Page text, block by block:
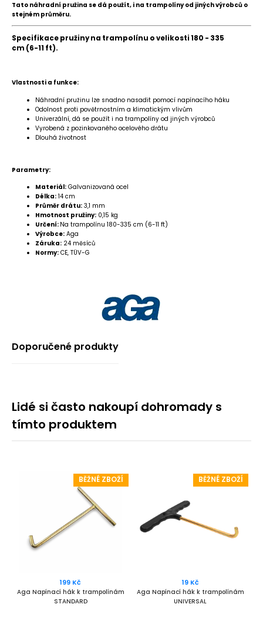
Tato náhradní pružina se dá použít, i na trampolíny od jiných výrobců o
stejném průměru.
Specifikace pružiny na trampolínu o velikosti 180 - 335
cm (6-11 ft).
Vlastnosti a funkce:
Náhradní pružinu lze snadno nasadit pomocí napínacího háku
Odolnost proti povětrnostním a klimatickým vlivům
Univerzální, dá se použít i na trampolíny od jiných výrobců
Vyrobená z pozinkovaného ocelového drátu
Dlouhá životnost
Parametry:
Materiál: Galvanizovaná ocel
Délka: 14 cm
Průměr drátu: 3,1 mm
Hmotnost pružiny: 0,15 kg
Určení: Na trampolínu 180-335 cm (6-11 ft)
Výrobce: Aga
Záruka: 24 měsíců
Normy: CE, TÜV-G
Doporučené produkty
Lidé si často nakoupí dohromady s
tímto produktem
BĚŽNÉ ZBOŽÍ
199 Kč
Aga Napínací hák k trampolínám
STANDARD
BĚŽNÉ ZBOŽÍ
19 Kč
Aga Napínací hák k trampolínám
UNIVERSAL